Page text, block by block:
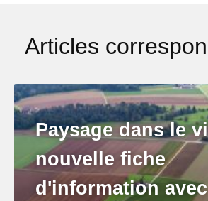
Articles
Paysage dans le
nouvelle fiche
d'information